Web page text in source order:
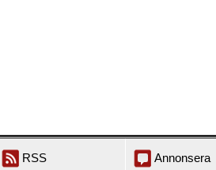
RSS Annonsera